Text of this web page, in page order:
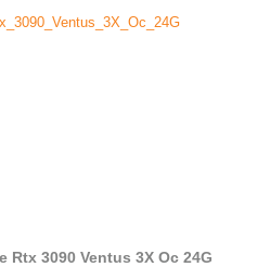
Rtx 3090 Ventus 3X Oc 24G